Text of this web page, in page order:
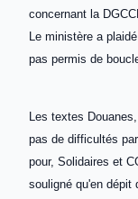
concernant la
Le ministère a
pas permis de
Les textes
pas de difficultés
pour, Solidaires et
souligné qu'en dépit